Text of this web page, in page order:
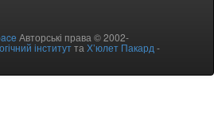
Авторські права © 2002-
інститутта Х’юлет Пакард -